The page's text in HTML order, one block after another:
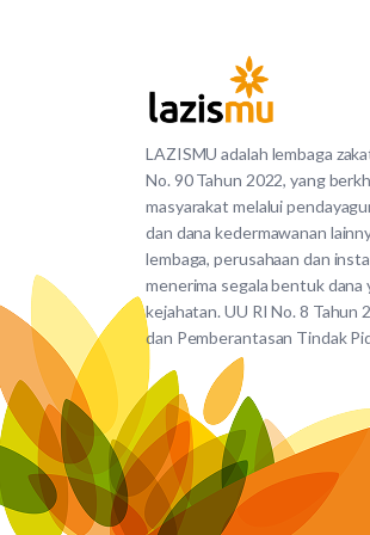
LAZISMU adalah lembaga
No. 90 Tahun 2022, yang
masyarakat melalui
dan dana kedermawanan
lembaga, perusahaan dan
menerima segala bentuk dana
kejahatan. UU RI No. 8 Tahun
dan Pemberantasan Tindak